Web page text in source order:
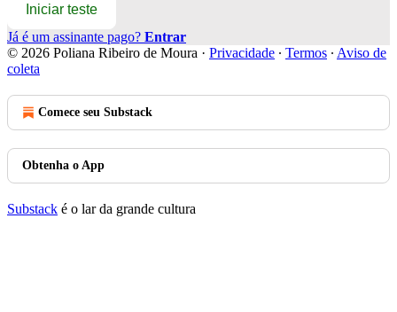
Iniciar teste
Já é um assinante pago? Entrar
© 2026 Poliana Ribeiro de Moura · Privacidade ∙ Termos ∙ Aviso de
coleta
Comece seu Substack
Obtenha o App
Substack é o lar da grande cultura